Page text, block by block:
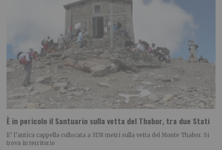
È in pericolo il Santuario sulla vetta del Thabor, tra due Stati
E’ l’antica cappella collocata a 3178 metri sulla vetta del Monte Thabor. Si
trova in territorio